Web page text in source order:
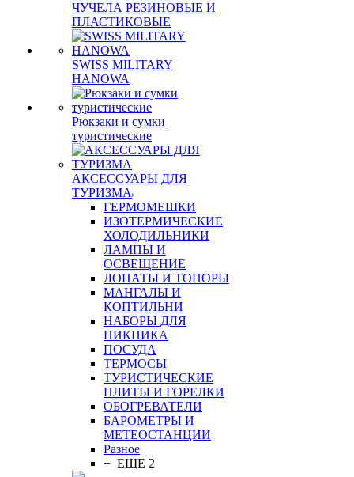
ЧУЧЕЛА РЕЗИНОВЫЕ И
ПЛАСТИКОВЫЕ
SWISS MILITARY
HANOWA
Рюкзаки и сумки
туристические
АКСЕССУАРЫ ДЛЯ
ТУРИЗМА
ГЕРМОМЕШКИ
ИЗОТЕРМИЧЕСКИЕ
ХОЛОДИЛЬНИКИ
ЛАМПЫ И
ОСВЕЩЕНИЕ
ЛОПАТЫ И ТОПОРЫ
МАНГАЛЫ И
КОПТИЛЬНИ
НАБОРЫ ДЛЯ
ПИКНИКА
ПОСУДА
ТЕРМОСЫ
ТУРИСТИЧЕСКИЕ
ПЛИТЫ И ГОРЕЛКИ
ОБОГРЕВАТЕЛИ
БАРОМЕТРЫ И
МЕТЕОСТАНЦИИ
Разное
+ ЕЩЕ 2